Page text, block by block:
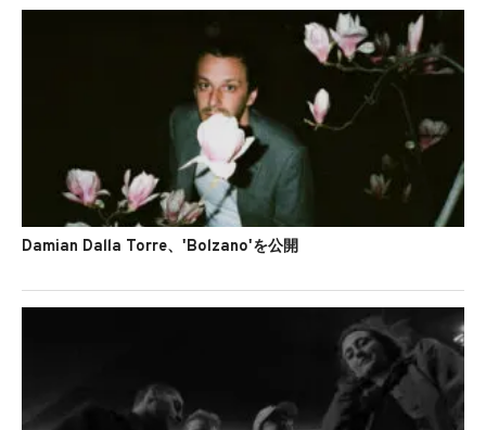
Damian Dalla Torre、'Bolzano'を公開